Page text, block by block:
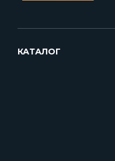
КАТАЛОГ